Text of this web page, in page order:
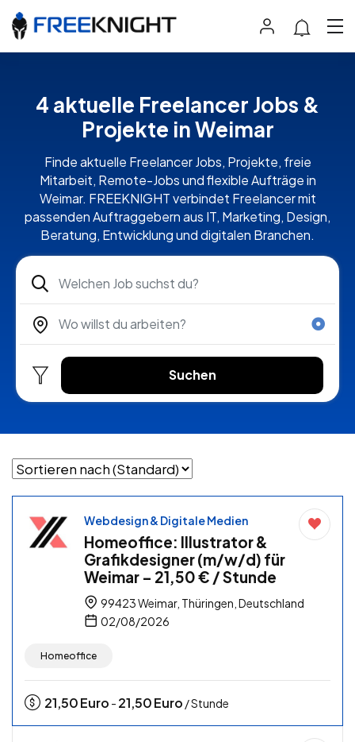
4 aktuelle Freelancer Jobs &
Projekte in Weimar
Finde aktuelle Freelancer Jobs, Projekte, freie
Mitarbeit, Remote-Jobs und flexible Aufträge in
Weimar. FREEKNIGHT verbindet Freelancer mit
passenden Auftraggebern aus IT, Marketing, Design,
Beratung, Entwicklung und digitalen Branchen.
Suchen
Webdesign & Digitale Medien
Homeoffice: Illustrator &
Grafikdesigner (m/w/d) für
Weimar – 21,50 € / Stunde
99423 Weimar, Thüringen, Deutschland
02/08/2026
Homeoffice
21,50Euro - 21,50Euro / Stunde